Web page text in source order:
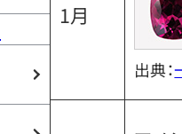
1月
出典：